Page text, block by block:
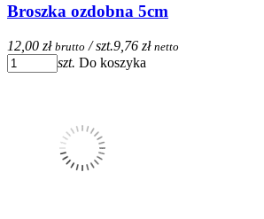
Broszka ozdobna 5cm
12,00 zł brutto / szt.9,76 zł netto
szt. Do koszyka